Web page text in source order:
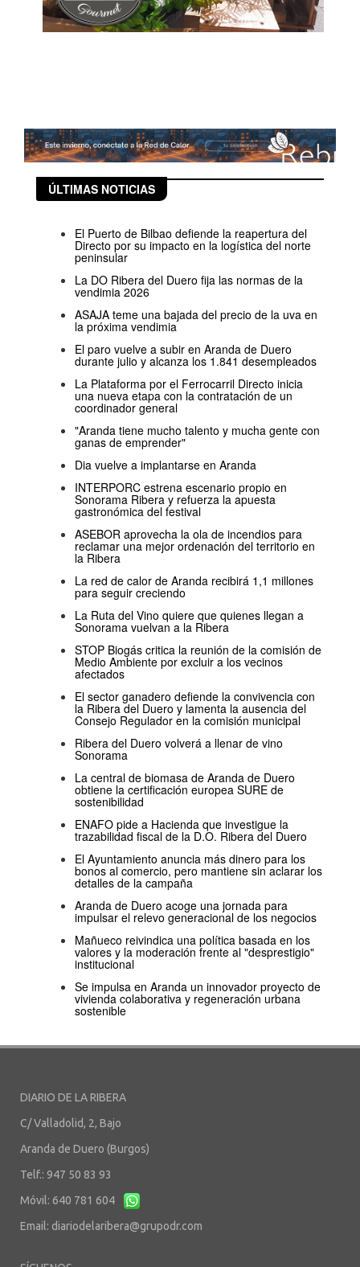
ÚLTIMAS NOTICIAS
El Puerto de Bilbao defiende la reapertura del
Directo por su impacto en la logística del norte
peninsular
La DO Ribera del Duero fija las normas de la
vendimia 2026
ASAJA teme una bajada del precio de la uva en
la próxima vendimia
El paro vuelve a subir en Aranda de Duero
durante julio y alcanza los 1.841 desempleados
La Plataforma por el Ferrocarril Directo inicia
una nueva etapa con la contratación de un
coordinador general
"Aranda tiene mucho talento y mucha gente con
ganas de emprender"
Dia vuelve a implantarse en Aranda
INTERPORC estrena escenario propio en
Sonorama Ribera y refuerza la apuesta
gastronómica del festival
ASEBOR aprovecha la ola de incendios para
reclamar una mejor ordenación del territorio en
la Ribera
La red de calor de Aranda recibirá 1,1 millones
para seguir creciendo
La Ruta del Vino quiere que quienes llegan a
Sonorama vuelvan a la Ribera
STOP Biogás critica la reunión de la comisión de
Medio Ambiente por excluir a los vecinos
afectados
El sector ganadero defiende la convivencia con
la Ribera del Duero y lamenta la ausencia del
Consejo Regulador en la comisión municipal
Ribera del Duero volverá a llenar de vino
Sonorama
La central de biomasa de Aranda de Duero
obtiene la certificación europea SURE de
sostenibilidad
ENAFO pide a Hacienda que investigue la
trazabilidad fiscal de la D.O. Ribera del Duero
El Ayuntamiento anuncia más dinero para los
bonos al comercio, pero mantiene sin aclarar los
detalles de la campaña
Aranda de Duero acoge una jornada para
impulsar el relevo generacional de los negocios
Mañueco reivindica una política basada en los
valores y la moderación frente al "desprestigio"
institucional
Se impulsa en Aranda un innovador proyecto de
vivienda colaborativa y regeneración urbana
sostenible
DIARIO DE LA RIBERA
C/ Valladolid, 2, Bajo
Aranda de Duero (Burgos)
Telf.: 947 50 83 93
Móvil: 640 781 604
Email: diariodelaribera@grupodr.com